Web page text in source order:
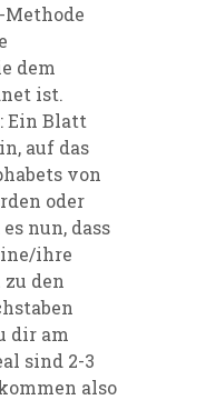
Methode
dem
ist.
Ein Blatt
auf das
von
oder
nun, dass
ihre
den
dir am
sind 2-3
also